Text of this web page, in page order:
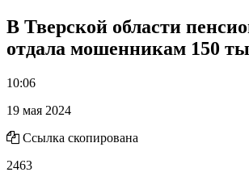
В Тверской области
отдала мошенникам 150
10:06
19 мая 2024
Ссылка скопирована
2463